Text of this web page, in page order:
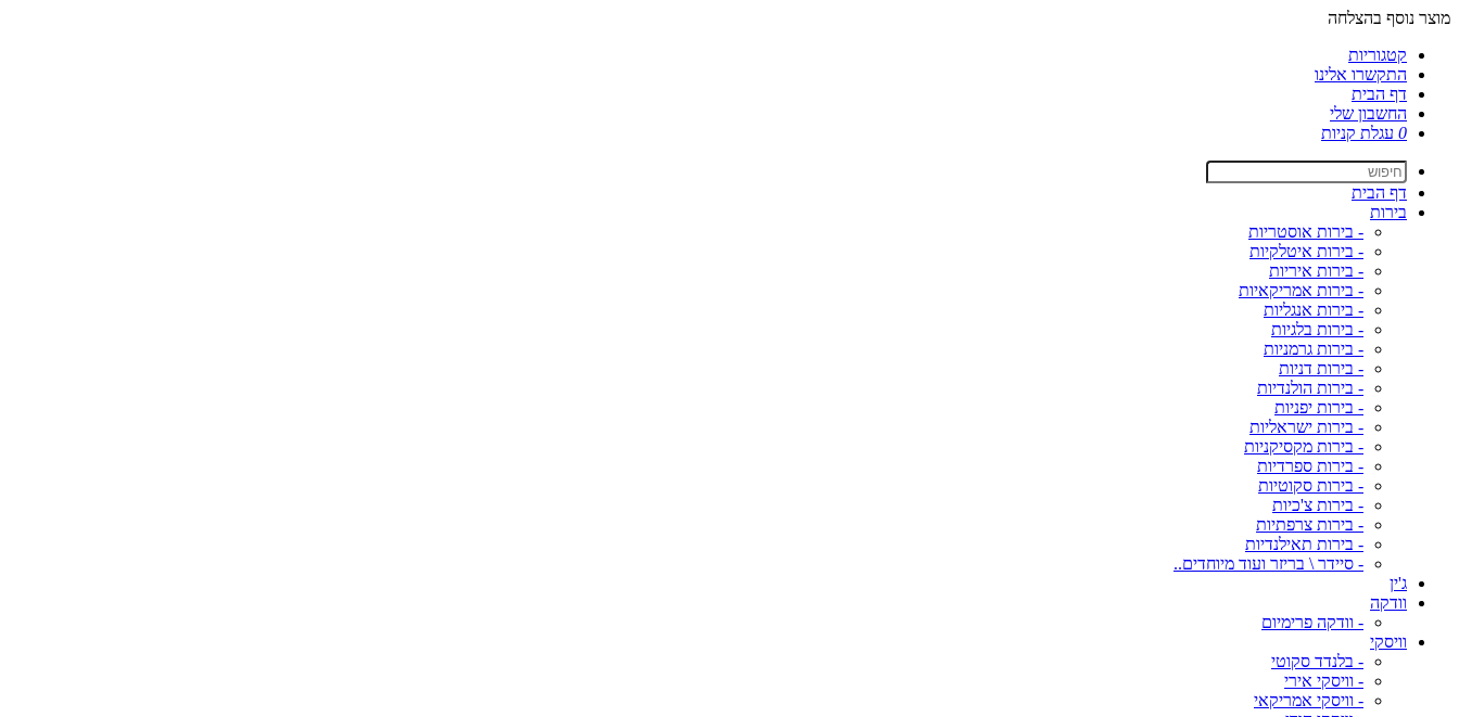
מוצר נוסף בהצלחה
קטגוריות
התקשרו אלינו
דף הבית
החשבון שלי
0 עגלת קניות
דף הבית
בירות
- בירות אוסטריות
- בירות איטלקיות
- בירות איריות
- בירות אמריקאיות
- בירות אנגליות
- בירות בלגיות
- בירות גרמניות
- בירות דניות
- בירות הולנדיות
- בירות יפניות
- בירות ישראליות
- בירות מקסיקניות
- בירות ספרדיות
- בירות סקוטיות
- בירות צ'כיות
- בירות צרפתיות
- בירות תאילנדיות
- סיידר \ בריזר ועוד מיוחדים..
ג'ין
וודקה
- וודקה פרימיום
וויסקי
- בלנדד סקוטי
- וויסקי אירי
- וויסקי אמריקאי